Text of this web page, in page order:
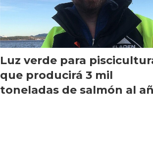
Luz verde para
que producirá 3 mil
toneladas de salmón al